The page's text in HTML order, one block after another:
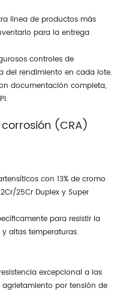
línea de productos más
para la entrega
controles de
del rendimiento en cada lote.
documentación completa,
(CRA)
con 13% de cromo
25Cr Duplex y Super
para resistir la
y altas temperaturas.
excepcional a las
por tensión de